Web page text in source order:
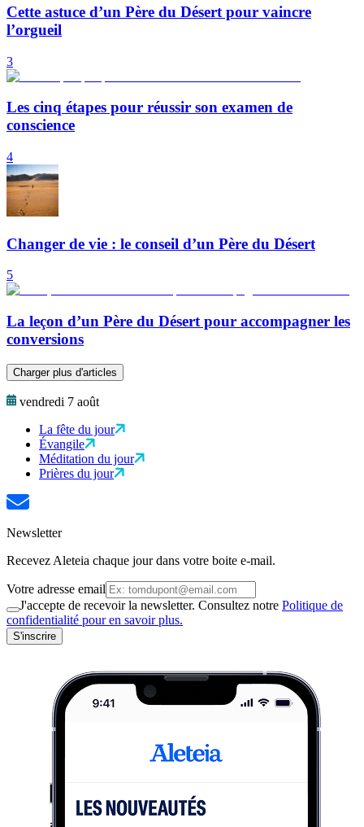
Cette astuce d’un Père du Désert pour vaincre
l’orgueil
3
Les cinq étapes pour réussir son examen de
conscience
4
Changer de vie : le conseil d’un Père du Désert
5
La leçon d’un Père du Désert pour accompagner les
conversions
Charger plus d'articles
vendredi 7 août
La fête du jour
Évangile
Méditation du jour
Prières du jour
Newsletter
Recevez Aleteia chaque jour dans votre boite e-mail.
Votre adresse email
J'accepte de recevoir la newsletter. Consultez notre Politique de
confidentialité pour en savoir plus.
S'inscrire